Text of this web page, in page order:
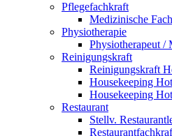
Pflegefachkraft
Medizinische
Physiotherapie
Physiotherapeut /
Reinigungskraft
Reinigungskraft
Housekeeping
Housekeeping
Restaurant
Stellv.